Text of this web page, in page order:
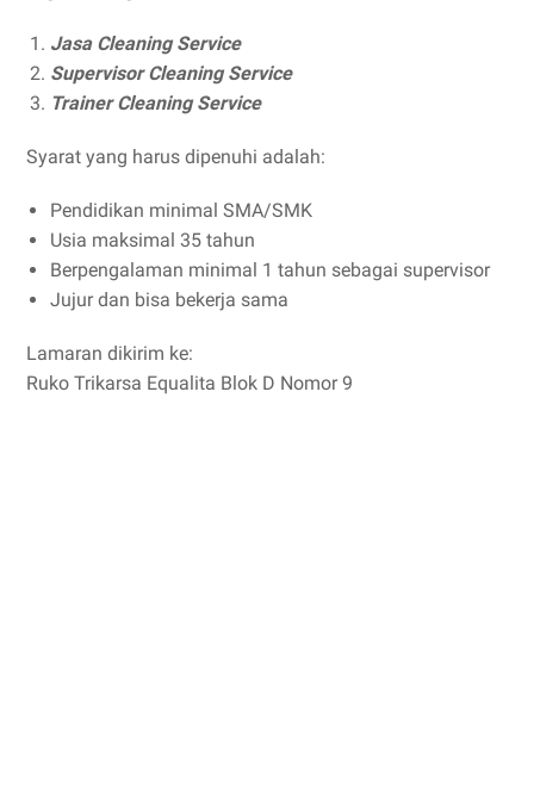
Jasa Cleaning Service
Supervisor Cleaning Service
Trainer Cleaning Service
Syarat yang harus dipenuhi adalah:
Pendidikan minimal SMA/SMK
Usia maksimal 35 tahun
Berpengalaman minimal 1 tahun sebagai supervisor
Jujur dan bisa bekerja sama
Lamaran dikirim ke:
Ruko Trikarsa Equalita Blok D Nomor 9